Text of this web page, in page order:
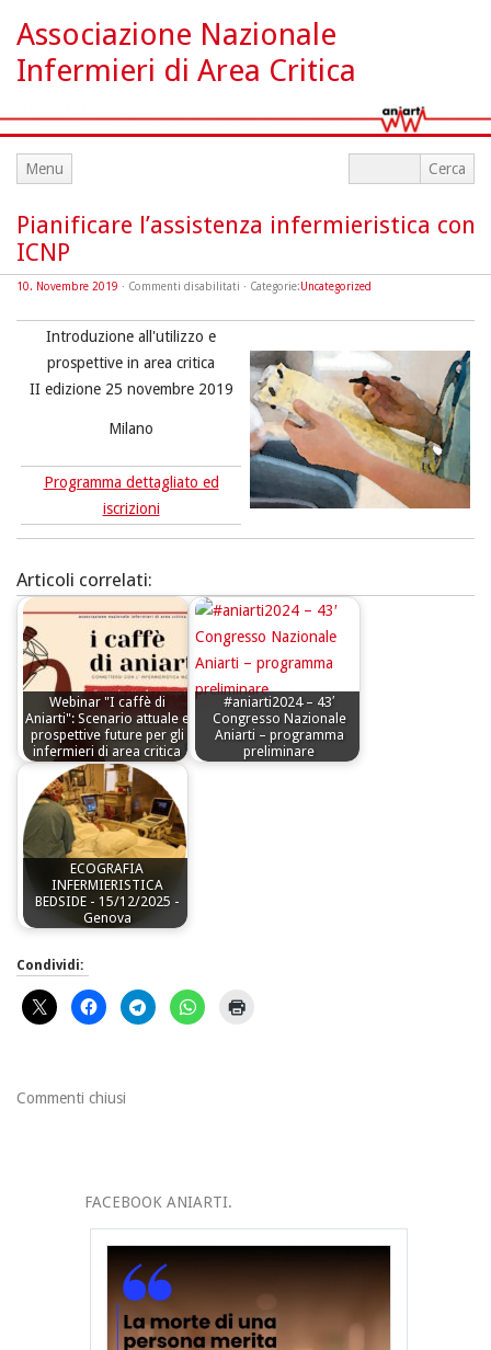
Associazione Nazionale
Infermieri di Area Critica
Menu
Pianificare l’assistenza infermieristica con
ICNP
10. Novembre 2019 · Commenti disabilitati su
Pianificare
infermieristica
· Categorie:Uncategorized
Introduzione all'utilizzo e
prospettive in area critica
II edizione 25 novembre 2019
Milano
Programma dettagliato ed
iscrizioni
Articoli correlati:
Webinar "I caffè di
Aniarti": Scenario attuale e
prospettive future per gli
infermieri di area critica
#aniarti2024 – 43′
Congresso Nazionale
Aniarti – programma
preliminare
ECOGRAFIA
INFERMIERISTICA
BEDSIDE - 15/12/2025 -
Genova
Condividi:
Commenti chiusi
FACEBOOK ANIARTI.